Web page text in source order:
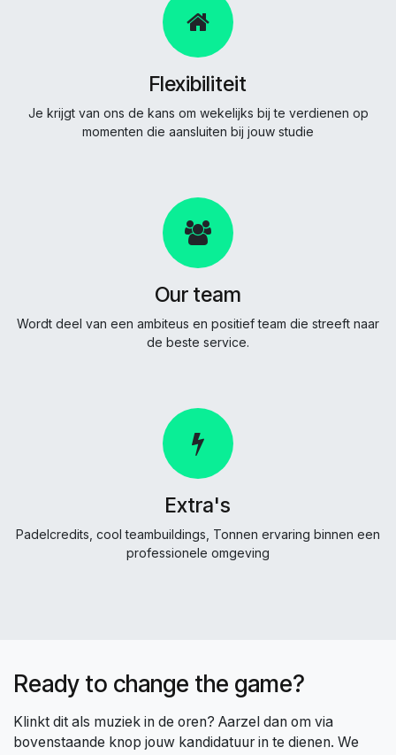
Flexibiliteit
Je krijgt van ons de kans om wekelijks bij te verdienen op
momenten die aansluiten bij jouw studie
Our team
Wordt deel van een ambiteus en positief team die streeft naar
de beste service.
Extra's
Padelcredits, cool teambuildings, Tonnen ervaring binnen een
professionele omgeving
Ready to change the game?
Klinkt dit als muziek in de oren? Aarzel dan om via
bovenstaande knop jouw kandidatuur in te dienen. We